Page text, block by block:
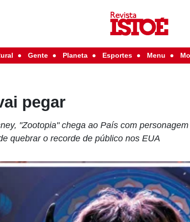
Gente Planeta Esportes Menu
pegar
"Zootopia" chega ao País com
quebrar o recorde de público nos EUA